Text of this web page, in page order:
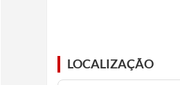
LOCALIZAÇÃO